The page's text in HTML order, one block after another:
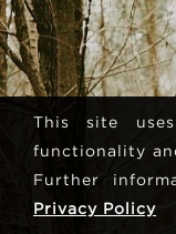
This site
functionality
Further
Privacy Policy